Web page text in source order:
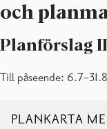
och
Planförslag
Till påseende:
PLANKARTA